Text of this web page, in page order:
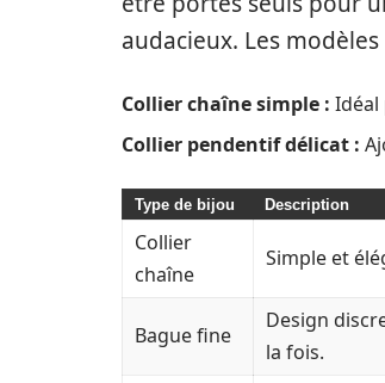
audacieux. Les
Collier chaîne simple : Idéal
Collier pendentif délicat :
Type de bijou Description
Collier
chaîne
Simple et
Bague fine
Design
la fois.